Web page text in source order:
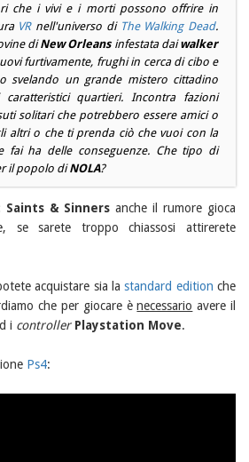
che i vivi e i morti possono offrire in
VRnell'universo di The Walking Dead.
diNew Orleansinfestata daiwalker
furtivamente, frughi in cerca di cibo e
svelando un grande mistero cittadino
quartieri. Incontra fazioni
solitari che potrebbero essere amici o
altri o che ti prenda ciò che vuoi con la
fai ha delle conseguenze. Che tipo di
il popolo diNOLA?
Saints & Sinners anche il rumore gioca
se sarete troppo chiassosi attirerete
acquistare sia lastandard edition che
che per giocare ènecessario avere il
i controller Playstation Move.
Ps4: